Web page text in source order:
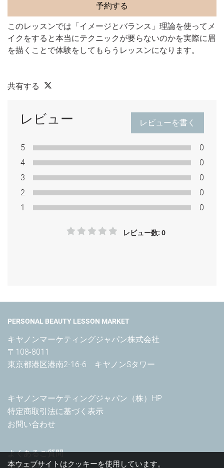
予約する
このレッスンでは「イメージとバランス」理論を使ってメ
イクをすると本当にテクニックが要らないのかを実際に眉
を描くことで体験をしてもらうレッスンになります。
共有する
レビュー レビューを書く
5
0
4
0
3
0
2
0
1
0
レビュー数: 0
PERSONAL BEAUTY LESSON MARKET
キヤノンマーケティングジャパン株式会社
〒108-8011
東京都港区港南2-16-6　キヤノンSタワー
キヤノンマーケティングジャパン（株）HP
特定商取引法に基づく表示
お問い合わせ
よくあるご質問
本ウェブサイトはクッキーを使用しています。